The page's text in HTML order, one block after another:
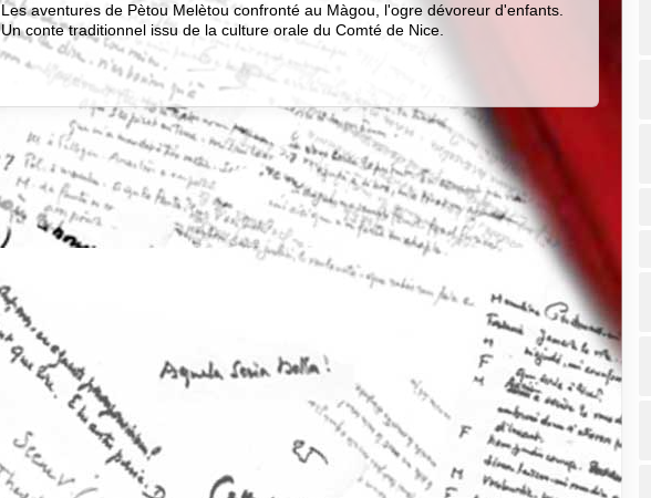
Les aventures de Pètou Melètou confronté au Màgou, l'ogre dévoreur d'enfants.
Un conte traditionnel issu de la culture orale du Comté de Nice.